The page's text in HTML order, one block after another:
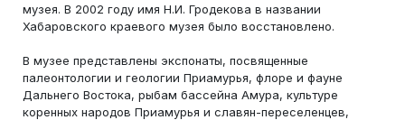
музея. В 2002 году имя Н.И. Гродекова в названии
Хабаровского краевого музея было восстановлено.
В музее представлены экспонаты, посвященные
палеонтологии и геологии Приамурья, флоре и фауне
Дальнего Востока, рыбам бассейна Амура, культуре
коренных народов Приамурья и славян-переселенцев,